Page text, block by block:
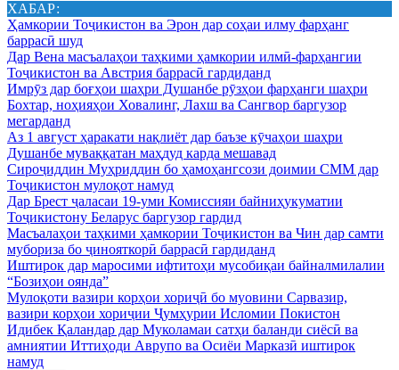
ХАБАР:
Ҳамкории Тоҷикистон ва Эрон дар соҳаи илму фарҳанг
баррасӣ шуд
Дар Вена масъалаҳои таҳкими ҳамкории илмӣ-фарҳангии
Тоҷикистон ва Австрия баррасӣ гардиданд
Имрӯз дар боғҳои шаҳри Душанбе рӯзҳои фарҳанги шаҳри
Бохтар, ноҳияҳои Ховалинг, Лахш ва Сангвор баргузор
мегарданд
Аз 1 август ҳаракати нақлиёт дар баъзе кӯчаҳои шаҳри
Душанбе муваққатан маҳдуд карда мешавад
Сироҷиддин Муҳриддин бо ҳамоҳангсози доимии СММ дар
Тоҷикистон мулоқот намуд
Дар Брест ҷаласаи 19-уми Комиссияи байниҳукуматии
Тоҷикистону Беларус баргузор гардид
Масъалаҳои таҳкими ҳамкории Тоҷикистон ва Чин дар самти
мубориза бо ҷинояткорӣ баррасӣ гардиданд
Иштирок дар маросими ифтитоҳи мусобиқаи байналмилалии
“Бозиҳои оянда”
Мулоқоти вазири корҳои хориҷӣ бо муовини Сарвазир,
вазири корҳои хориҷии Ҷумҳурии Исломии Покистон
Идибек Қаландар дар Муколамаи сатҳи баланди сиёсӣ ва
амниятии Иттиҳоди Аврупо ва Осиёи Марказӣ иштирок
намуд